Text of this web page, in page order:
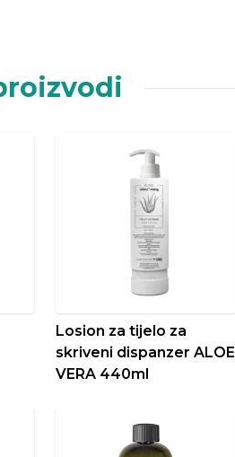
Losion za tijelo za
skriveni dispanzer ALOE
VERA 440ml